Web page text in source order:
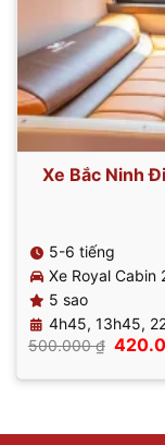
Xe Bắc Ninh
5-6 tiếng
Xe Royal Cabin
5 sao
4h45, 13h45,
500.000₫ Giá
là: